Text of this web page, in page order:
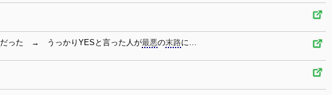
だった → うっかりYESと言った人が最悪の末路に…